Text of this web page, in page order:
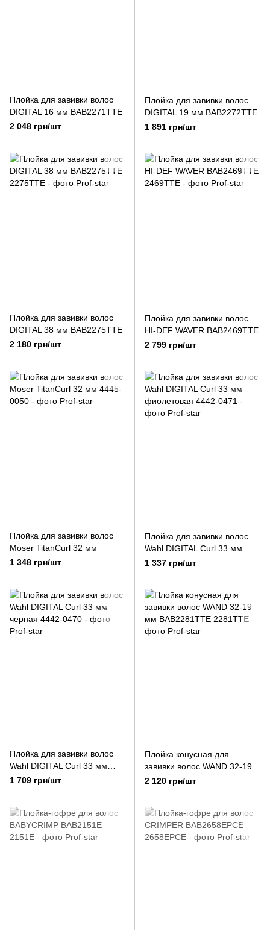
Плойка для завивки волос
DIGITAL 16 мм BAB2271TTE
2 048 грн/шт
Плойка для завивки волос
DIGITAL 19 мм BAB2272TTE
1 891 грн/шт
Плойка для завивки волос
DIGITAL 38 мм BAB2275TTE
2 180 грн/шт
Плойка для завивки волос
HI-DEF WAVER BAB2469TTE
2 799 грн/шт
Плойка для завивки волос
Moser TitanCurl 32 мм
1 348 грн/шт
Плойка для завивки волос
Wahl DIGITAL Curl 33 мм
фиолетовая
1 337 грн/шт
Плойка для завивки волос
Wahl DIGITAL Curl 33 мм
черная
1 709 грн/шт
Плойка конусная для
завивки волос WAND 32-19
мм BAB2281TTE
2 120 грн/шт